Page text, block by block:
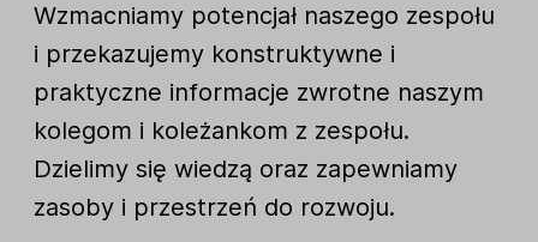
Wzmacniamy potencjał naszego zespołu
i przekazujemy konstruktywne i
praktyczne informacje zwrotne naszym
kolegom i koleżankom z zespołu.
Dzielimy się wiedzą oraz zapewniamy
zasoby i przestrzeń do rozwoju.